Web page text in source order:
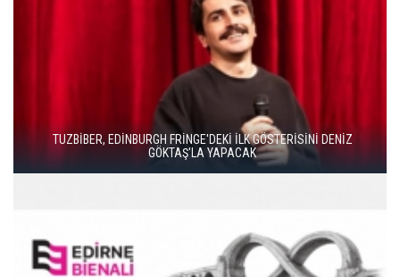
DUENDE TİYATRO’DAN BAHAR HAREKETİ